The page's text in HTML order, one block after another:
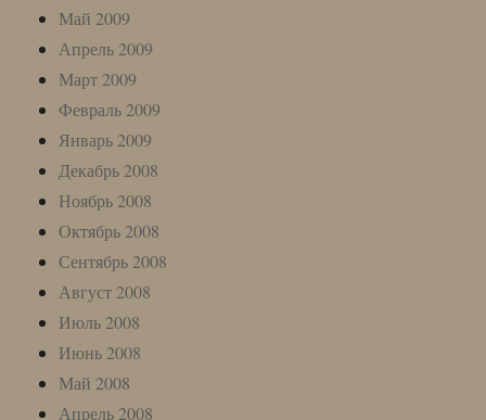
Май 2009
Апрель 2009
Март 2009
Февраль 2009
Январь 2009
Декабрь 2008
Ноябрь 2008
Октябрь 2008
Сентябрь 2008
Август 2008
Июль 2008
Июнь 2008
Май 2008
Апрель 2008